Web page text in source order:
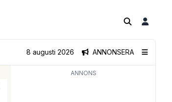
ANNONSERA
8 augusti 2026
ANNONS